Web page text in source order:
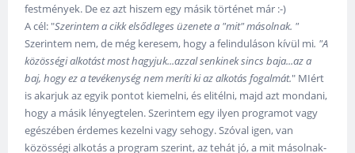
festmények. De ez azt hiszem egy másik történet már :-)
A cél: "Szerintem a cikk elsődleges üzenete a "mit" másolnak. "
Szerintem nem, de még keresem, hogy a felinduláson kívül mi. "A
közösségi alkotást most hagyjuk...azzal senkinek sincs baja...az a
baj, hogy ez a tevékenység nem meríti ki az alkotás fogalmát." MIért
is akarjuk az egyik pontot kiemelni, és elitélni, majd azt mondani,
hogy a másik lényegtelen. Szerintem egy ilyen programot vagy
egészében érdemes kezelni vagy sehogy. Szóval igen, van
közösségi alkotás a program szerint, az tehát jó, a mit másolnak-